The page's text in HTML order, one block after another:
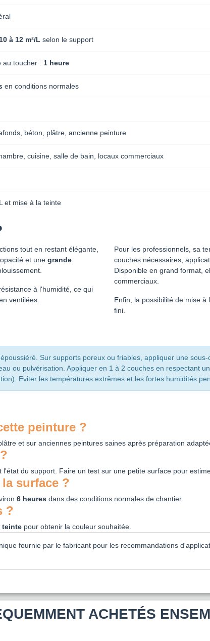
à 12 m²/L selon le support
au toucher : 1 heure
en conditions normales
béton, plâtre, ancienne peinture
cuisine, salle de bain, locaux commerciaux
et mise à la teinte
tout en restant élégante,
et une grande
à l'humidité, ce qui
ventilées.
Pour les professionnels, sa
couches nécessaires,
Disponible en grand format,
commerciaux.
Enfin, la possibilité de mise
fini.
Sur supports poreux ou friables, appliquer une
ou pulvérisation. Appliquer en 1 à 2 couches en respectant
Eviter les températures extrêmes et les fortes humidités
peinture ?
et sur anciennes peintures saines après préparation
l'état du support. Faire un test sur une petite surface pour
surface ?
6 heures dans des conditions normales de chantier.
?
teinte pour obtenir la couleur souhaitée.
fournie par le fabricant pour les recommandations
ACHETÉS